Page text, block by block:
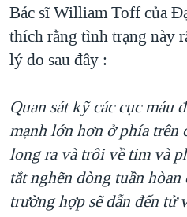
Bác sĩ William Toff của
thích rằng tình trạng này
lý do sau đây :
Quan sát kỹ các cục máu
mạnh lớn hơn ở phía trên
long ra và trôi về tim và
tắt nghẽn dòng tuần
trường hợp sẽ dẫn đến tử